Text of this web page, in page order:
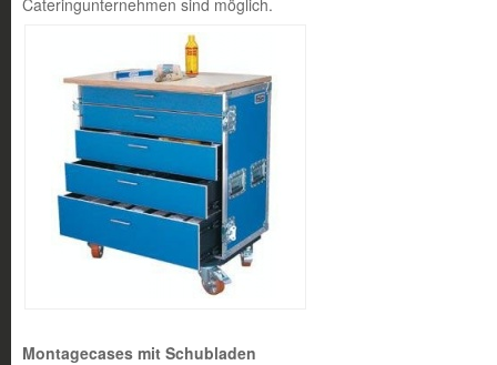
Montagecases mit Schubladen